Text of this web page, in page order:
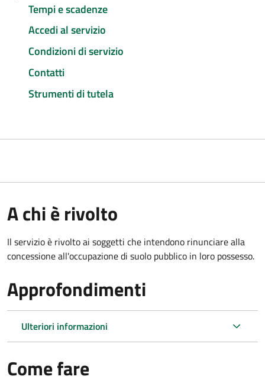
Tempi e scadenze
Accedi al servizio
Condizioni di servizio
Contatti
Strumenti di tutela
A chi è rivolto
Il servizio è rivolto ai soggetti che intendono rinunciare alla
concessione all'occupazione di suolo pubblico in loro possesso.
Approfondimenti
Ulteriori informazioni
Come fare